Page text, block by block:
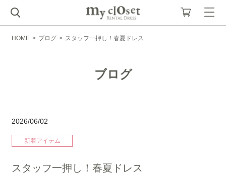
HOME > ブログ > スタッフ一押し！春夏ドレス
ブログ
2026/06/02
新着アイテム
スタッフ一押し！春夏ドレス